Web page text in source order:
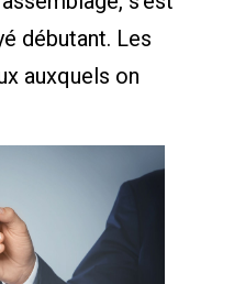
débutant. Les
auxquels on